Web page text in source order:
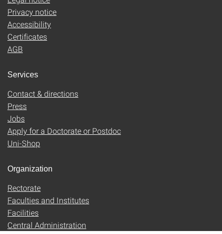
Privacy notice
Accessibility
Certificates
AGB
Services
Contact & directions
Press
Jobs
Apply for a Doctorate or Postdoc
Uni-Shop
Organization
Rectorate
Faculties and Institutes
Facilities
Central Administration